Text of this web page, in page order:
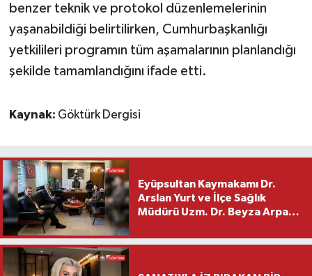
benzer teknik ve protokol düzenlemelerinin
yaşanabildiği belirtilirken, Cumhurbaşkanlığı
yetkilileri programın tüm aşamalarının planlandığı
şekilde tamamlandığını ifade etti.
Kaynak: Göktürk Dergisi
Eyüpsultan Kaymakamı Dr.
Arslan Yurt ve İlçe Sağlık
Müdürü Uzm. Dr. Beyza Arpacı
Ziyareti